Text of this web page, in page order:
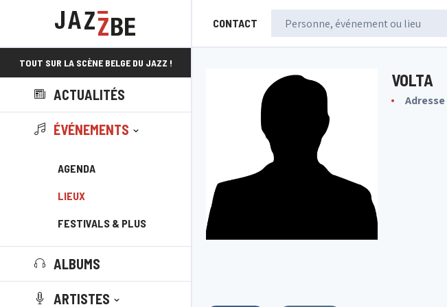
CONTACT
TOUT SUR LA SCÈNE BELGE DU JAZZ !
ACTUALITÉS
ÉVÉNEMENTS
AGENDA
LIEUX
FESTIVALS & PLUS
ALBUMS
ARTISTES
VOLTA
Adresse